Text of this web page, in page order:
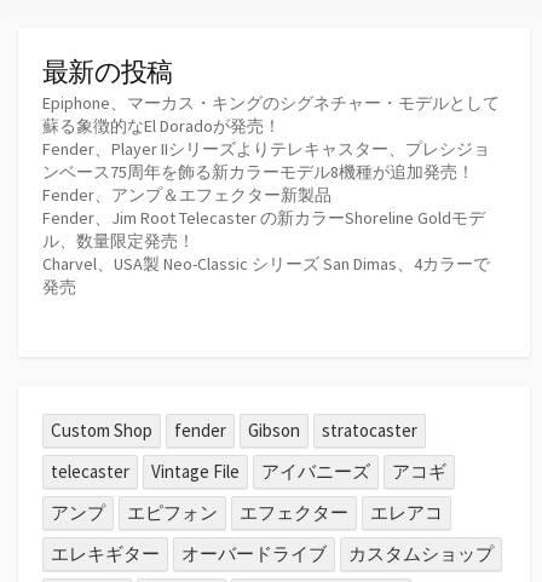
最新の投稿
Epiphone、マーカス・キングのシグネチャー・モデルとして
蘇る象徴的なEl Doradoが発売！
Fender、Player IIシリーズよりテレキャスター、プレシジョ
ンベース75周年を飾る新カラーモデル8機種が追加発売！
Fender、アンプ＆エフェクター新製品
Fender、Jim Root Telecaster の新カラーShoreline Goldモデ
ル、数量限定発売！
Charvel、USA製 Neo-Classic シリーズ San Dimas、4カラーで
発売
Custom Shop fender Gibson
stratocaster
telecaster
Vintage File アイバニーズ
アコギ
アンプ
エピフォン エフェクター
エレアコ
エレキギター
オーバードライブ
カスタムショップ